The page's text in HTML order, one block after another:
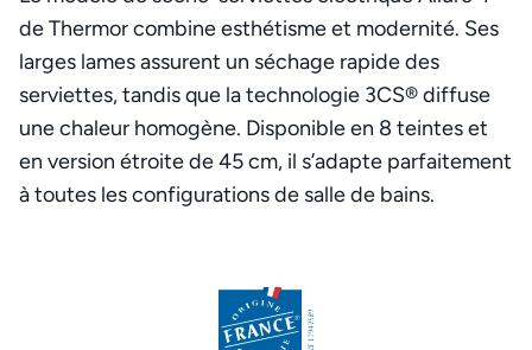
de Thermor combine esthétisme et modernité. Ses
larges lames assurent un séchage rapide des
serviettes, tandis que la technologie 3CS® diffuse
une chaleur homogène. Disponible en 8 teintes et
en version étroite de 45 cm, il s’adapte parfaitement
à toutes les configurations de salle de bains.